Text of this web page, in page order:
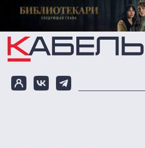
Перейти к основному содержанию